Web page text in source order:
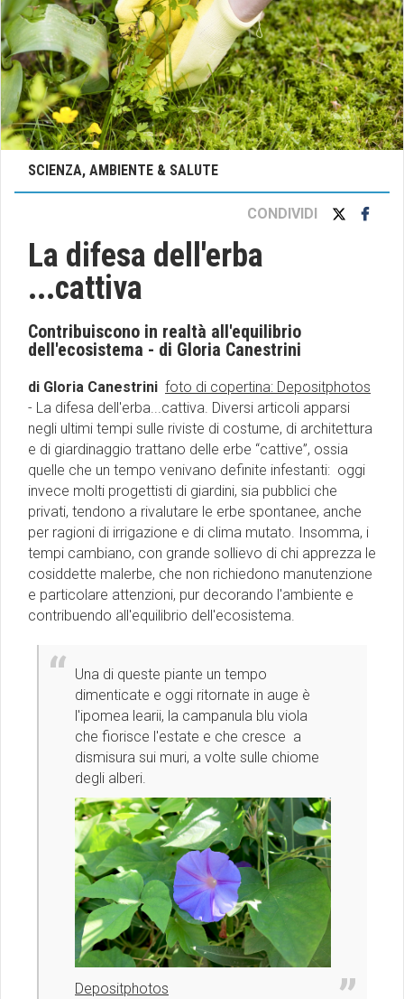
SCIENZA, AMBIENTE & SALUTE
CONDIVIDI
La difesa dell'erba
...cattiva
Contribuiscono in realtà all'equilibrio
dell'ecosistema - di Gloria Canestrini
di Gloria Canestrini foto di copertina: Depositphotos
- La difesa dell'erba...cattiva. Diversi articoli apparsi
negli ultimi tempi sulle riviste di costume, di architettura
e di giardinaggio trattano delle erbe “cattive”, ossia
quelle che un tempo venivano definite infestanti: oggi
invece molti progettisti di giardini, sia pubblici che
privati, tendono a rivalutare le erbe spontanee, anche
per ragioni di irrigazione e di clima mutato. Insomma, i
tempi cambiano, con grande sollievo di chi apprezza le
cosiddette malerbe, che non richiedono manutenzione
e particolare attenzioni, pur decorando l'ambiente e
contribuendo all'equilibrio dell'ecosistema.
Una di queste piante un tempo
dimenticate e oggi ritornate in auge è
l'ipomea learii, la campanula blu viola
che fiorisce l'estate e che cresce a
dismisura sui muri, a volte sulle chiome
degli alberi.
Depositphotos